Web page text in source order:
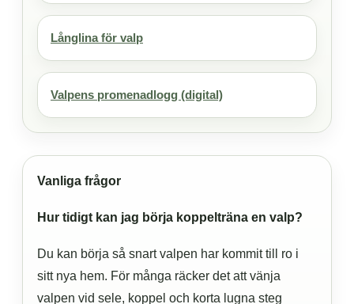
Långlina för valp
Valpens promenadlogg (digital)
Vanliga frågor
Hur tidigt kan jag börja koppelträna en valp?
Du kan börja så snart valpen har kommit till ro i
sitt nya hem. För många räcker det att vänja
valpen vid sele, koppel och korta lugna steg